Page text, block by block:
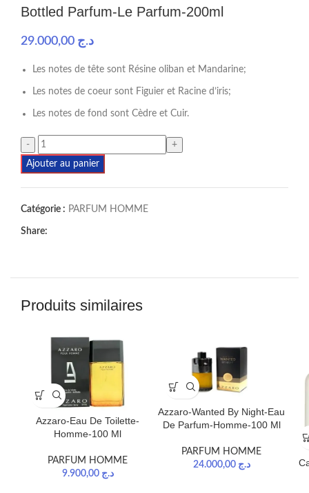
Bottled Parfum-Le Parfum-200ml
د.ج
Les notes de tête sont Résine oliban et Mandarine;
Les notes de coeur sont Figuier et Racine d’iris;
Les notes de fond sont Cèdre et Cuir.
Ajouter au panier
Catégorie : PARFUM HOMME
Share:
Produits similaires
Azzaro-Eau De Toilette-
Homme-100 Ml
PARFUM HOMME
د.ج 9.900,00
Azzaro-Wanted By Night-Eau
De Parfum-Homme-100 Ml
PARFUM HOMME
د.ج 24.000,00